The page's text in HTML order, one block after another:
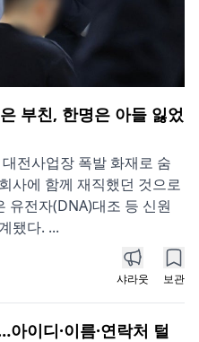
부친, 한명은 아들 잃었
전사업장 폭발 화재로 숨
사에 함께 재직했던 것으로
유전자(DNA)대조 등 신원
됐다. ...
샤라웃 보관
이디·이름·연락처 털